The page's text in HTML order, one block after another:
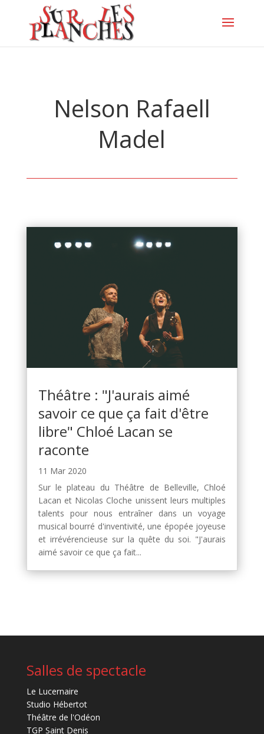
Nelson Rafaell
Madel
Théâtre : "J'aurais aimé
savoir ce que ça fait d'être
libre" Chloé Lacan se
raconte
11 Mar 2020
Sur le plateau du Théâtre de Belleville, Chloé
Lacan et Nicolas Cloche unissent leurs multiples
talents pour nous entraîner dans un voyage
musical bourré d'inventivité, une épopée joyeuse
et irrévérencieuse sur la quête du soi. "J'aurais
aimé savoir ce que ça fait...
Salles de spectacle
Le Lucernaire
Studio Hébertot
Théâtre de l'Odéon
TGP Saint Denis